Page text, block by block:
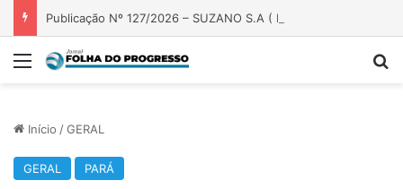
Menu
Início /GERAL
GERAL PARÁ